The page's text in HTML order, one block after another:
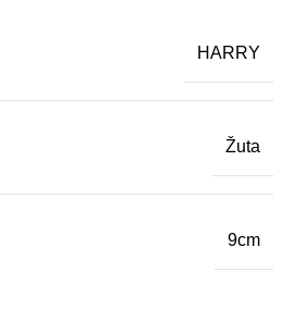
HARRY
Žuta
9cm